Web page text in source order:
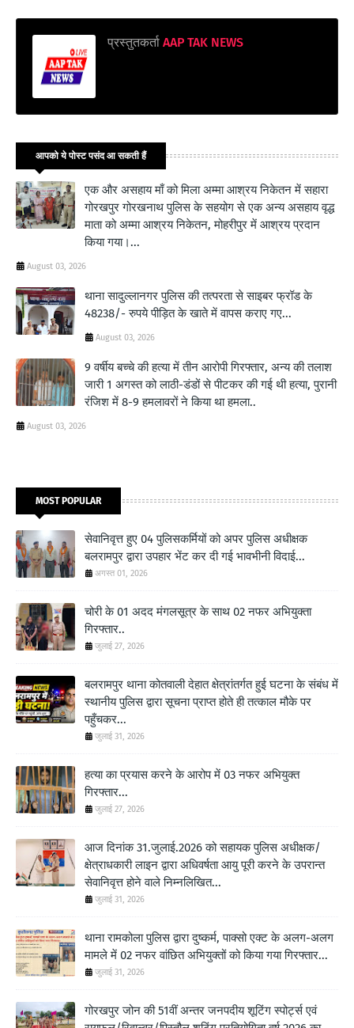
प्रस्तुतकर्ता AAP TAK NEWS
आपको ये पोस्ट पसंद आ सकती हैं
एक और असहाय माँ को मिला अम्मा आश्रय निकेतन में सहारा
गोरखपुर गोरखनाथ पुलिस के सहयोग से एक अन्य असहाय वृद्ध
माता को अम्मा आश्रय निकेतन, मोहरीपुर में आश्रय प्रदान
किया गया।...
August 03, 2026
थाना सादुल्लानगर पुलिस की तत्परता से साइबर फ्रॉड के
48238/- रुपये पीड़ित के खाते में वापस कराए गए...
August 03, 2026
9 वर्षीय बच्चे की हत्या में तीन आरोपी गिरफ्तार, अन्य की तलाश
जारी 1 अगस्त को लाठी-डंडों से पीटकर की गई थी हत्या, पुरानी
रंजिश में 8-9 हमलावरों ने किया था हमला..
August 03, 2026
MOST POPULAR
सेवानिवृत्त हुए 04 पुलिसकर्मियों को अपर पुलिस अधीक्षक
बलरामपुर द्वारा उपहार भेंट कर दी गई भावभीनी विदाई...
अगस्त 01, 2026
चोरी के 01 अदद मंगलसूत्र के साथ 02 नफर अभियुक्ता
गिरफ्तार..
जुलाई 27, 2026
बलरामपुर थाना कोतवाली देहात क्षेत्रांतर्गत हुई घटना के संबंध में
स्थानीय पुलिस द्वारा सूचना प्राप्त होते ही तत्काल मौके पर
पहुँचकर...
जुलाई 31, 2026
हत्या का प्रयास करने के आरोप में 03 नफर अभियुक्त
गिरफ्तार...
जुलाई 27, 2026
आज दिनांक 31.जुलाई.2026 को सहायक पुलिस अधीक्षक/
क्षेत्राधकारी लाइन द्वारा अधिवर्षता आयु पूरी करने के उपरान्त
सेवानिवृत्त होने वाले निम्नलिखित...
जुलाई 31, 2026
थाना रामकोला पुलिस द्वारा दुष्कर्म, पाक्सो एक्ट के अलग-अलग
मामले में 02 नफर वांछित अभियुक्तों को किया गया गिरफ्तार...
जुलाई 31, 2026
गोरखपुर जोन की 51वीं अन्तर जनपदीय शूटिंग स्पोर्ट्स एवं